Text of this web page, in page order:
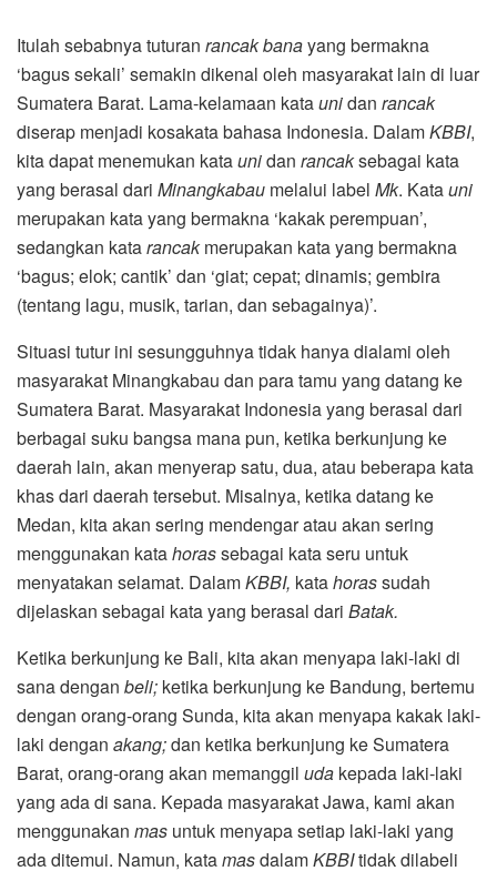
Itulah sebabnya tuturan rancak banayang bermakna
‘bagus sekali’ semakin dikenal oleh masyarakat lain di luar
Sumatera Barat. Lama-kelamaan kataunidan rancak
diserap menjadi kosakata bahasa Indonesia. DalamKBBI,
kita dapat menemukan kataunidan rancaksebagai kata
yang berasal dari Minangkabau melalui label Mk. Katauni
merupakan kata yang bermakna ‘kakak perempuan’,
sedangkan katarancakmerupakan kata yang bermakna
‘bagus; elok; cantik’ dan ‘giat; cepat; dinamis; gembira
(tentang lagu, musik, tarian, dan sebagainya)’.
Situasi tutur ini sesungguhnya tidak hanya dialami oleh
masyarakat Minangkabau dan para tamu yang datang ke
Sumatera Barat. Masyarakat Indonesia yang berasal dari
berbagai suku bangsa mana pun, ketika berkunjung ke
daerah lain, akan menyerap satu, dua, atau beberapa kata
khas dari daerah tersebut. Misalnya, ketika datang ke
Medan, kita akan sering mendengar atau akan sering
menggunakan katahorassebagai kata seru untuk
menyatakan selamat. DalamKBBI, katahorassudah
dijelaskan sebagai kata yang berasal dari Batak.
Ketika berkunjung ke Bali, kita akan menyapa laki-laki di
sana dengan beli; ketika berkunjung ke Bandung, bertemu
dengan orang-orang Sunda, kita akan menyapa kakak laki-
laki dengan akang;dan ketika berkunjung ke Sumatera
Barat, orang-orang akan memanggil uda kepada laki-laki
yang ada di sana. Kepada masyarakat Jawa, kami akan
menggunakan mas untuk menyapa setiap laki-laki yang
ada ditemui. Namun, katamasdalamKBBItidak dilabeli